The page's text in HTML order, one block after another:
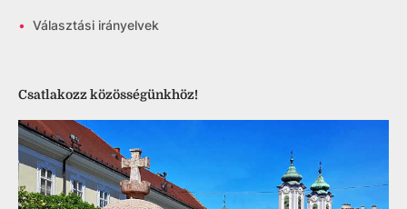
• Választási irányelvek
Csatlakozz közösségünkhöz!